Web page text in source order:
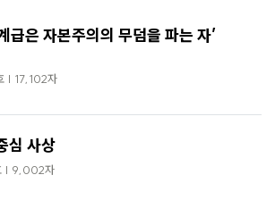
급은 자본주의의 무덤을 파는 자’
| 17,102자
심 사상
| 9,002자